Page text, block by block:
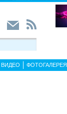
ВИДЕО ФОТОГАЛЕРЕЯ